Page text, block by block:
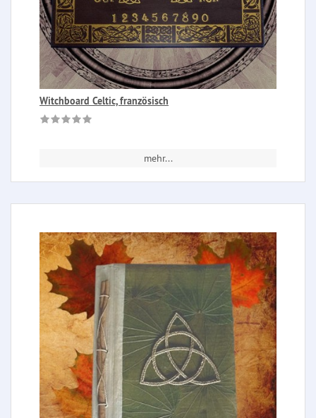
Witchboard Celtic, französisch
mehr...